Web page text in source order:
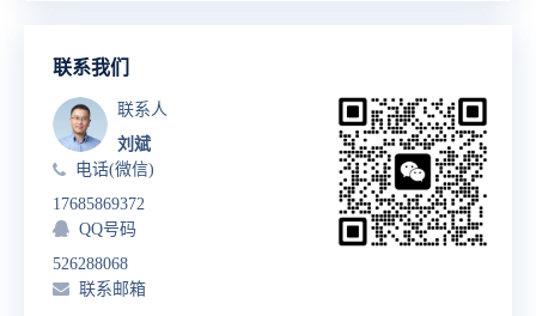
联系我们
联系人
刘斌
电话(微信)
17685869372
QQ号码
526288068
联系邮箱